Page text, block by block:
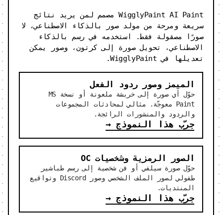
WigglyPaint AI Paint مصمم لمن يريد نتائج
سريعة ومرحة من مولد صور بالذكاء الاصطناعي، لا
صورًا مصقولة فقط. استخدمه في رسم بالذكاء
الاصطناعي، تحويل صورة إلى كرتون، وصور يمكن
تعديلها في WigglyPaint.
الميمز وصور ردود الفعل
حوّل أي صورة إلى خربشة ملعونة أو نسخة MS
Paint معوجّة. مثالي لمحادثات المجموعات
والردود والمنشورات الرائجة.
جرّب هذا النموذج→
الصور الرمزية وشخصيات OC
حوّل صورة سيلفي أو فن شخصية إلى رسم طباشير
طفولي لصور الملف الشخصي وصور Discord وتواقيع
المنتديات.
جرّب هذا النموذج→